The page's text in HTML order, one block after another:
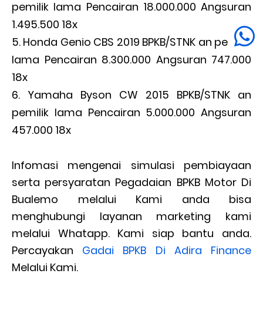
pemilik lama Pencairan 18.000.000 Angsuran
1.495.500 18x
Honda Genio CBS 2019 BPKB/STNK an pemilik
lama Pencairan 8.300.000 Angsuran 747.000
18x
Yamaha Byson CW 2015 BPKB/STNK an
pemilik lama Pencairan 5.000.000 Angsuran
457.000 18x
Infomasi mengenai simulasi pembiayaan
serta persyaratan Pegadaian BPKB Motor Di
Bualemo melalui Kami anda bisa
menghubungi layanan marketing kami
melalui Whatapp. Kami siap bantu anda.
Percayakan Gadai BPKB Di Adira Finance
Melalui Kami.